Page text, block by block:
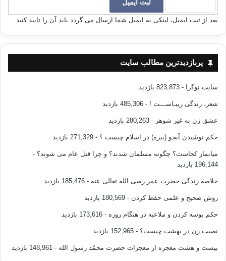
بعد از ثبت ایمیل، لینکی به ایمیل شما ارسال می گردد باید آن را تایید کنید.
پربازدیدترین مطالب سایت
سایت نوگرا - 823,873 بازدید
شعر، زندگی زیبـاســـت ! - 485,306 بازدید
عشق زن به غیر شوهر - 280,263 بازدید
حکم نوشیدن آبجو (بیره) در اسلام چیست ؟ - 271,329 بازدید
میانمار کجاست؟ چگونه مسلمان شدند؟ و چرا قتل عام می شوند؟ -
196,144 بازدید
خلاصه زندگی حضرت عمر رضی الله تعالی عنه - 185,476 بازدید
روش صحیح و علمی حفظ کردن - 180,569 بازدید
حکم بوسه کردن و ملاعبه در هنگام روزه - 173,616 بازدید
نصیب زن در بهشت چیست؟ - 152,965 بازدید
بیست و هشت معجزه از معجزات حضرت محمّد رسول الله - 148,961 بازدید